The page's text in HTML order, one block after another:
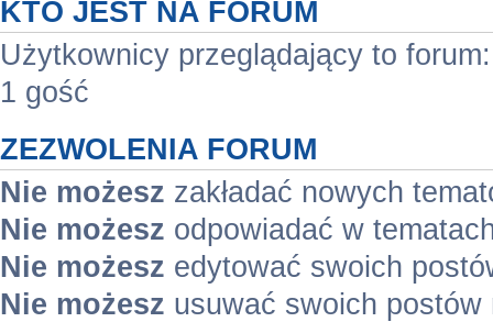
KTO JEST NA FORUM
Użytkownicy przeglądający to
1 gość
ZEZWOLENIA FORUM
Nie możesz zakładać nowych
Nie możesz odpowiadać w
Nie możesz edytować swoich
Nie możesz usuwać swoich postów